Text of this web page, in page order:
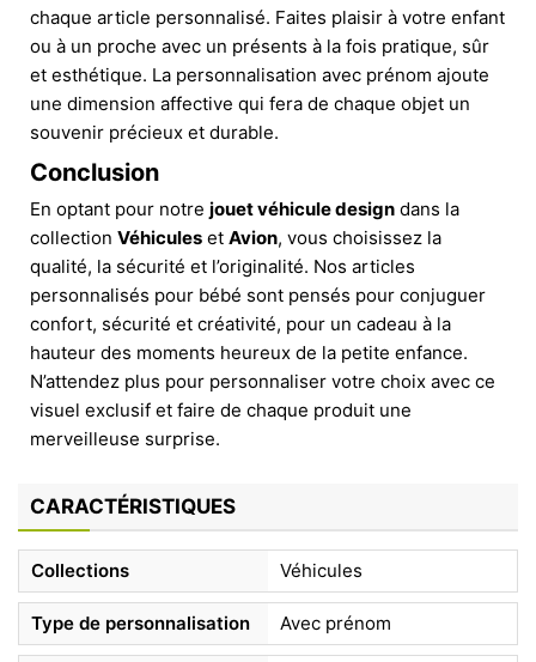
chaque article personnalisé. Faites plaisir à votre enfant
ou à un proche avec un présents à la fois pratique, sûr
et esthétique. La personnalisation avec prénom ajoute
une dimension affective qui fera de chaque objet un
souvenir précieux et durable.
Conclusion
En optant pour notre jouet véhicule design dans la
collection Véhicules et Avion, vous choisissez la
qualité, la sécurité et l’originalité. Nos articles
personnalisés pour bébé sont pensés pour conjuguer
confort, sécurité et créativité, pour un cadeau à la
hauteur des moments heureux de la petite enfance.
N’attendez plus pour personnaliser votre choix avec ce
visuel exclusif et faire de chaque produit une
merveilleuse surprise.
CARACTÉRISTIQUES
Collections Véhicules
Type de personnalisation Avec prénom